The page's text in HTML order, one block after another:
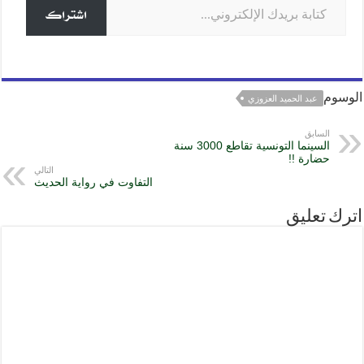
k
اشتراك
الوسوم عبد الحميد العزوزي
السابق
السينما التونسية تقاطع 3000 سنة
حضارة !!
التالي
التفاوت في رواية الحديث
اترك تعليق